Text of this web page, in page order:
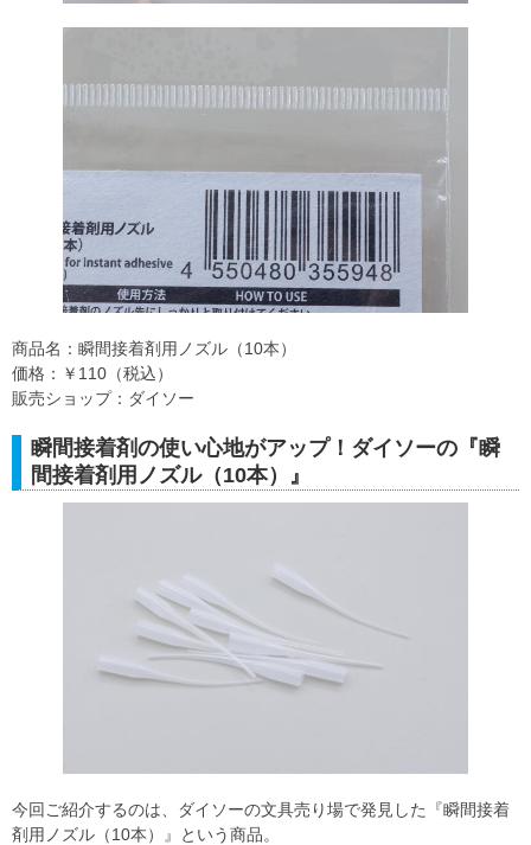
商品名：瞬間接着剤用ノズル（10本）
価格：￥110（税込）
販売ショップ：ダイソー
瞬間接着剤の使い心地がアップ！ダイソーの『瞬
間接着剤用ノズル（10本）』
今回ご紹介するのは、ダイソーの文具売り場で発見した『瞬間接着
剤用ノズル（10本）』という商品。